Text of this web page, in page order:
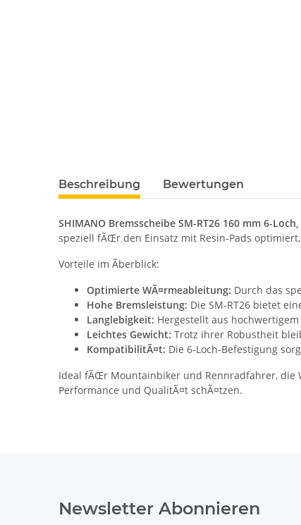
Beschreibung Bewertungen
SHIMANO Bremsscheibe SM-RT26 160 mm 6-
speziell fÃŒr den Einsatz mit Resin-Pads
Vorteile im Ãberblick:
Optimierte WÃ¤rmeableitung: Durch das
Hohe Bremsleistung: Die SM-RT26 bietet
Langlebigkeit: Hergestellt aus
Leichtes Gewicht: Trotz ihrer Robustheit
KompatibilitÃ¤t: Die 6-Loch-Befestigung
Ideal fÃŒr Mountainbiker und Rennradfahrer, die
Performance und QualitÃ¤t schÃ¤tzen.
Newsletter Abonnieren